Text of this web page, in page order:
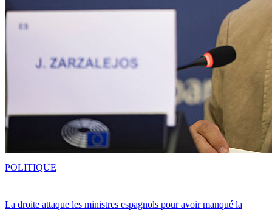
La droite attaque les ministres espagnols pour avoir manqué la
POLITIQUE